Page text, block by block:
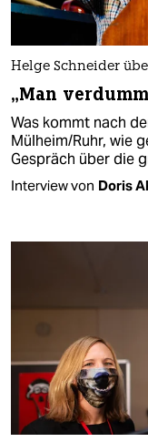
Helge Schneider
„Man
Was kommt nach
Mülheim/Ruhr, wie
Gespräch über die
Interview von Doris